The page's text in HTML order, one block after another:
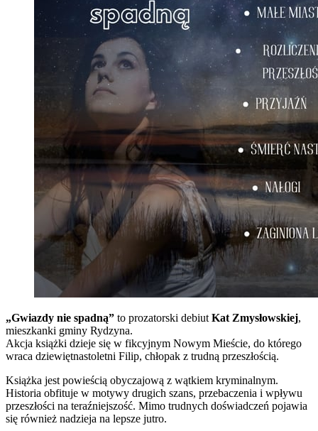
„Gwiazdy nie spadną” to prozatorski debiut Kat Zmysłowskiej,
mieszkanki gminy Rydzyna.
Akcja książki dzieje się w fikcyjnym Nowym Mieście, do którego
wraca dziewiętnastoletni Filip, chłopak z trudną przeszłością.
Książka jest powieścią obyczajową z wątkiem kryminalnym.
Historia obfituje w motywy drugich szans, przebaczenia i wpływu
przeszłości na teraźniejszość. Mimo trudnych doświadczeń pojawia
się również nadzieja na lepsze jutro.